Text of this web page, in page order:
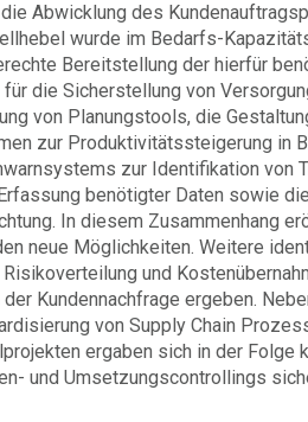
Abwicklung des
wurde im Bedarfs-
Bereitstellung der hierfür
die Sicherstellung von
von Planungstools, die
zur Produktivitätssteigerung in
zur Identifikation von
benötigter Daten sowie
In diesem Zusammenhang
neue Möglichkeiten. Weitere
und
Kundennachfrage ergeben.
von Supply Chain
ergaben sich in der Folge
und Umsetzungscontrollings